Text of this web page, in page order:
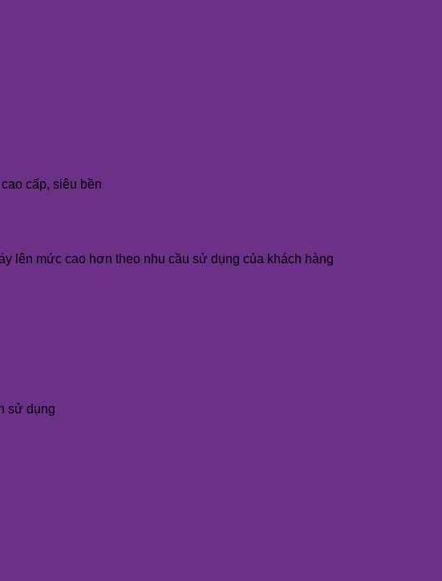
cao cấp, siêu bền
lên mức cao hơn theo nhu cầu sử dụng của khách hàng
sử dụng